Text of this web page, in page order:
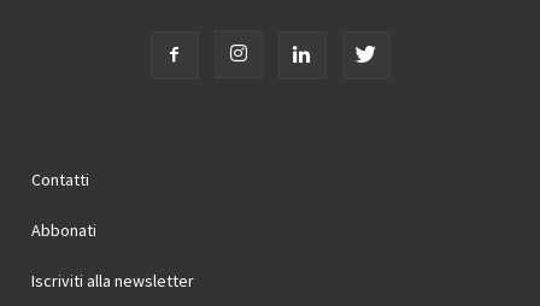
Contatti
Abbonati
Iscriviti alla newsletter